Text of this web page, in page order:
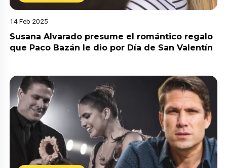
14 Feb 2025
Susana Alvarado presume el romántico regalo
que Paco Bazán le dio por Día de San Valentín